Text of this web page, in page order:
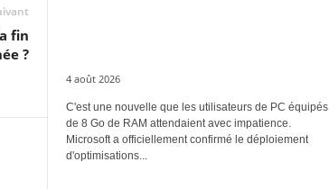
fin
?
4 août 2026
C'est une nouvelle que les utilisateurs de PC équipés
de 8 Go de RAM attendaient avec impatience.
Microsoft a officiellement confirmé le déploiement
d'optimisations...